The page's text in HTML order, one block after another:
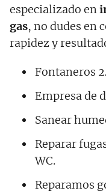
especializado en
gas, no dudes en
rapidez y
Fontaneros
Empresa de
Sanear
Reparar
WC.
Reparamos